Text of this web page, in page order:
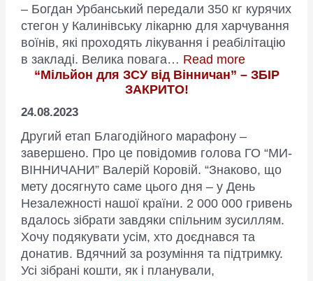
– Богдан Урбанський передали 350 кг курячих
стегон у Калинівську лікарню для харчування
воїнів, які проходять лікування і реабілітацію
в закладі. Велика повага… Read more:
350
харчування
поранених
воїнів
передали
лікарні
об’єднання
“Мільйон для ЗСУ від Вінничан” – ЗБІР
ЗАКРИТО!
24.08.2023
Другий етап Благодійного марафону –
завершено. Про це повідомив голова ГО “МИ-
ВІННИЧАНИ” Валерій Коровій. “Знаково, що
мету досягнуто саме цього дня – у День
Незалежності нашої країни. 2 000 000 гривень
вдалось зібрати завдяки спільним зусиллям.
Хочу подякувати усім, хто доєднався та
донатив. Вдячний за розуміння та підтримку.
Усі зібрані кошти, як і планували,